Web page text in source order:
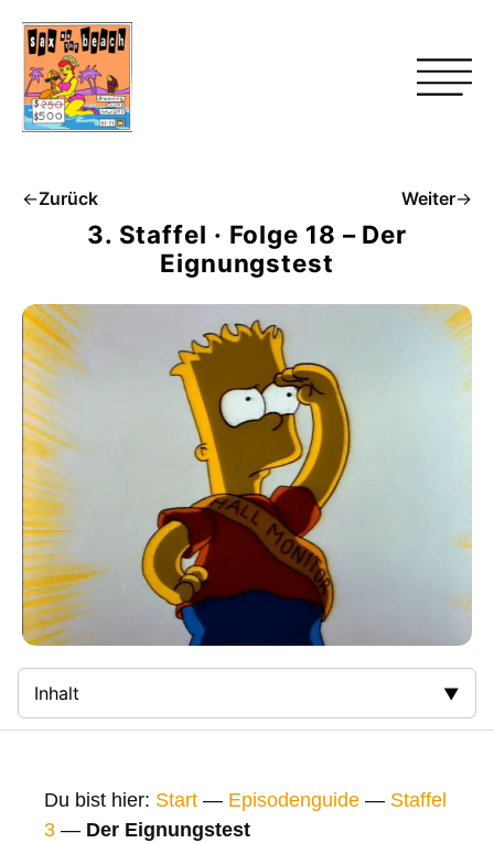
←Zurück Weiter→
3. Staffel · Folge 18 – Der
Eignungstest
Inhalt
Gags
Du bist hier: Start — Episodenguide — Staffel
3 — Der Eignungstest